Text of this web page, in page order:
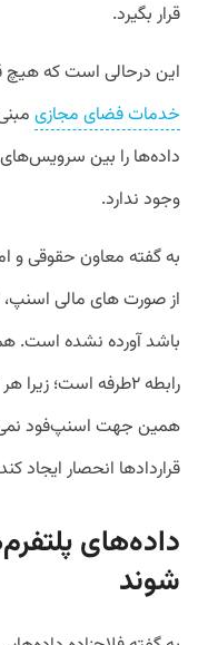
قرار بگیرد.
این درحالی است که هیچ
خدمات فضای مجازی
داده‌ها را بین
وجود ندارد.
به گفته معاون حقوقی و
از صورت های مالی
باشد آورده نشده است.
همین جهت اسنپ‌فود
قراردادها انحصار ایجاد
داده‌های
شوند